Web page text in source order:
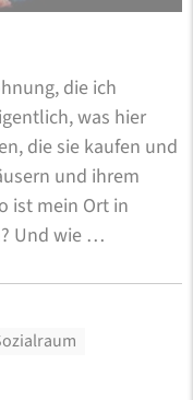
die ich
was hier
die sie kaufen und
und ihrem
ist mein Ort in
Und wie …